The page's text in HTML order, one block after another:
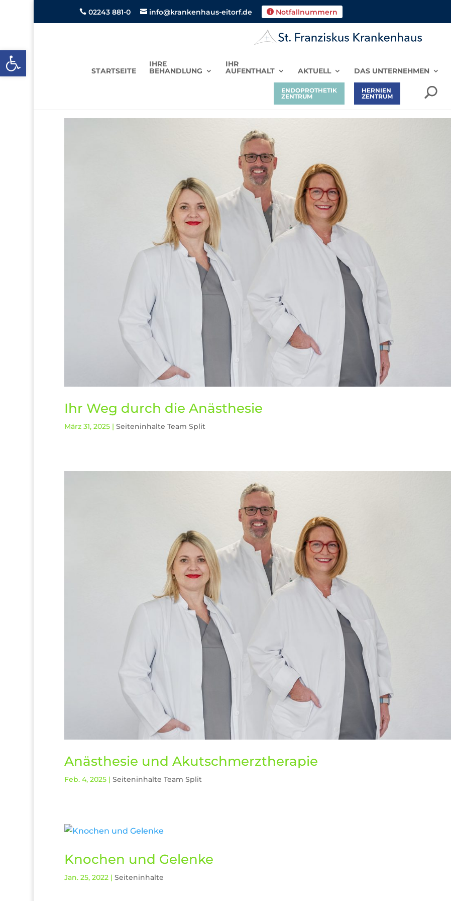
02243 881-0 info@krankenhaus-eitorf.de Notfallnummern
STARTSEITE
IHRE
BEHANDLUNG
IHR
AUFENTHALT AKTUELL DAS UNTERNEHMEN
ENDOPROTHETIK
ZENTRUM
HERNIEN
ZENTRUM
Ihr Weg durch die Anästhesie
März 31, 2025| Seiteninhalte Team Split
Anästhesie und Akutschmerztherapie
Feb. 4, 2025| Seiteninhalte Team Split
Knochen und Gelenke
Jan. 25, 2022| Seiteninhalte
Open toolbar